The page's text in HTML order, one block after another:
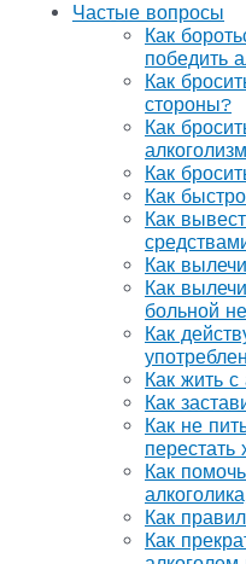
Частые вопросы
Как
победить
Как
стороны?
Как
Как
Как
Как
Как
Как
больной
Как
Как жить с
Как
Как не
перестать
Как
Как
Как